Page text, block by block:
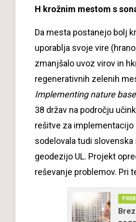
H krožnim mestom s
Da mesta postanejo bolj
uporablja svoje vire
zmanjšalo uvoz virov in
regenerativnih zelenih
Implementing nature
38 držav na področju
rešitve za implementacijo
sodelovala tudi slovenska
geodezijo UL. Projekt
reševanje problemov. Pri